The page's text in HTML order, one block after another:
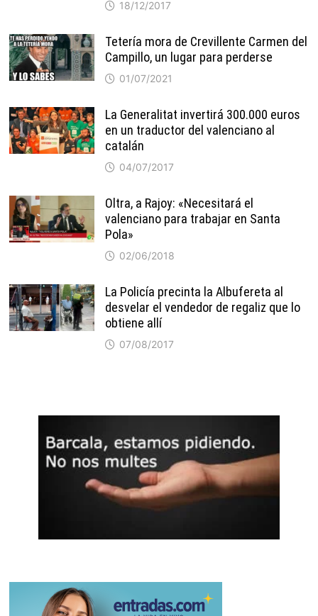
18/12/2017
Tetería mora de Crevillente Carmen del
Campillo, un lugar para perderse
01/07/2021
La Generalitat invertirá 300.000 euros
en un traductor del valenciano al
catalán
04/07/2017
Oltra, a Rajoy: «Necesitará el
valenciano para trabajar en Santa
Pola»
02/06/2018
La Policía precinta la Albufereta al
desvelar el vendedor de regaliz que lo
obtiene allí
07/08/2017